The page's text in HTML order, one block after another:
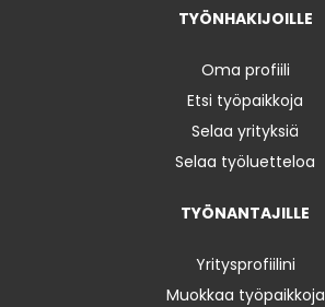
TYÖNHAKIJOILLE
Oma profiili
Etsi työpaikkoja
Selaa yrityksiä
Selaa työluetteloa
TYÖNANTAJILLE
Yritysprofiilini
Muokkaa työpaikkoja